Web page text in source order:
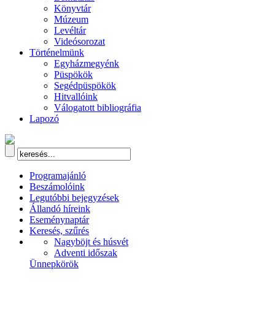
Könyvtár
Múzeum
Levéltár
Videósorozat
Történelmünk
Egyházmegyénk
Püspökök
Segédpüspökök
Hitvallóink
Válogatott bibliográfia
Lapozó
Programajánló
Beszámolóink
Legutóbbi bejegyzések
Állandó híreink
Eseménynaptár
Keresés, szűrés
Nagyböjt és húsvét
Adventi időszak
Ünnepkörök